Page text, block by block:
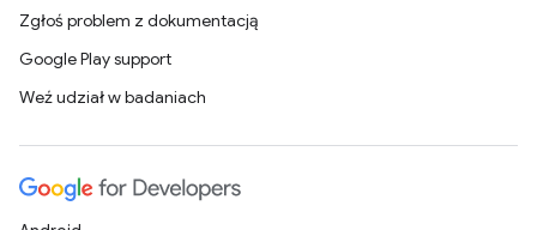
Zgłoś problem z dokumentacją
Google Play support
Weź udział w badaniach